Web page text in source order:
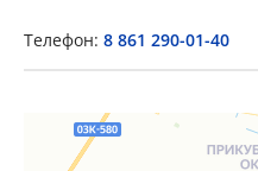
Телефон: 8 861 290-01-40